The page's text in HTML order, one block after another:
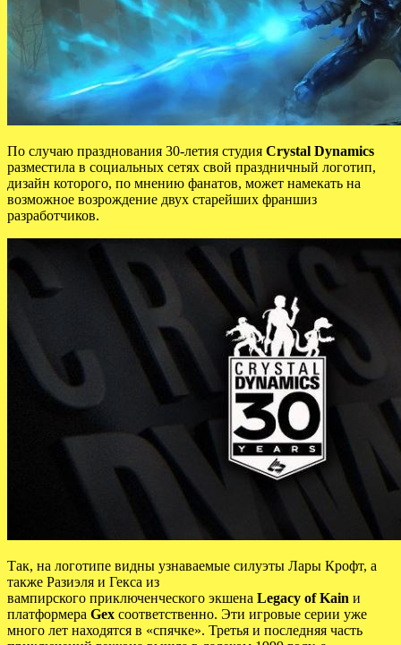
По случаю празднования 30-летия студия Crystal Dynamics
разместила в социальных сетях свой праздничный логотип,
дизайн которого, по мнению фанатов, может намекать на
возможное возрождение двух старейших франшиз
разработчиков.
Так, на логотипе видны узнаваемые силуэты Лары Крофт, а
также Разиэля и Гекса из
вампирского приключенческого экшена Legacy of Kain и
платформера Gex соответственно. Эти игровые серии уже
много лет находятся в «спячке». Третья и последняя часть